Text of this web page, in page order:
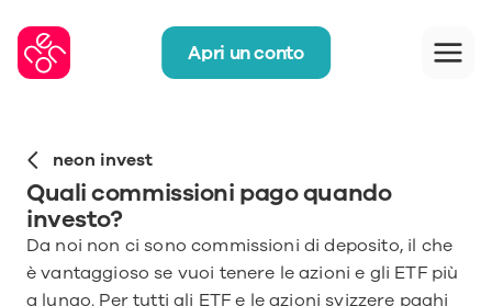
neon invest
Quali commissioni pago quando
investo?
Da noi non ci sono commissioni di deposito, il che
è vantaggioso se vuoi tenere le azioni e gli ETF più
a lungo. Per tutti gli ETF e le azioni svizzere paghi
Apri un conto